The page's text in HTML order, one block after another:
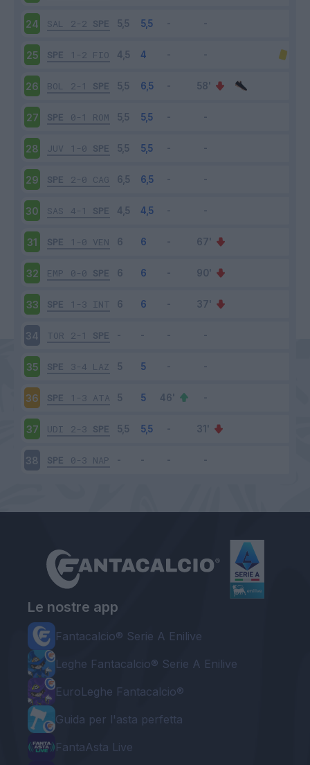
24 SAL 2-2 SPE
25 SPE 1-2 FIO
26 BOL 2-1 SPE
27 SPE 0-1 ROM
28 JUV 1-0 SPE
29 SPE 2-0 CAG
30 SAS 4-1 SPE
31 SPE 1-0 VEN
32 EMP 0-0 SPE
33 SPE 1-3 INT
34 TOR 2-1 SPE
35 SPE 3-4 LAZ
36 SPE 1-3 ATA
37 UDI 2-3 SPE
38 SPE 0-3 NAP
Le nostre app
Fantacalcio® Serie A Enilive
Leghe Fantacalcio® Serie A Enilive
EuroLeghe Fantacalcio®
Guida per l'asta perfetta
FantaAsta Live